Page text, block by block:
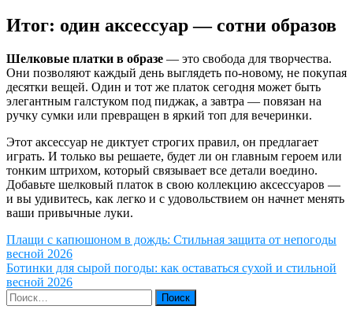
Итог: один аксессуар — сотни образов
Шелковые платки в образе — это свобода для творчества.
Они позволяют каждый день выглядеть по-новому, не покупая
десятки вещей. Один и тот же платок сегодня может быть
элегантным галстуком под пиджак, а завтра — повязан на
ручку сумки или превращен в яркий топ для вечеринки.
Этот аксессуар не диктует строгих правил, он предлагает
играть. И только вы решаете, будет ли он главным героем или
тонким штрихом, который связывает все детали воедино.
Добавьте шелковый платок в свою коллекцию аксессуаров —
и вы удивитесь, как легко и с удовольствием он начнет менять
ваши привычные луки.
Навигация
по
записям
Плащи с капюшоном в дождь: Стильная защита от непогоды
весной 2026
Ботинки для сырой погоды: как оставаться сухой и стильной
весной 2026